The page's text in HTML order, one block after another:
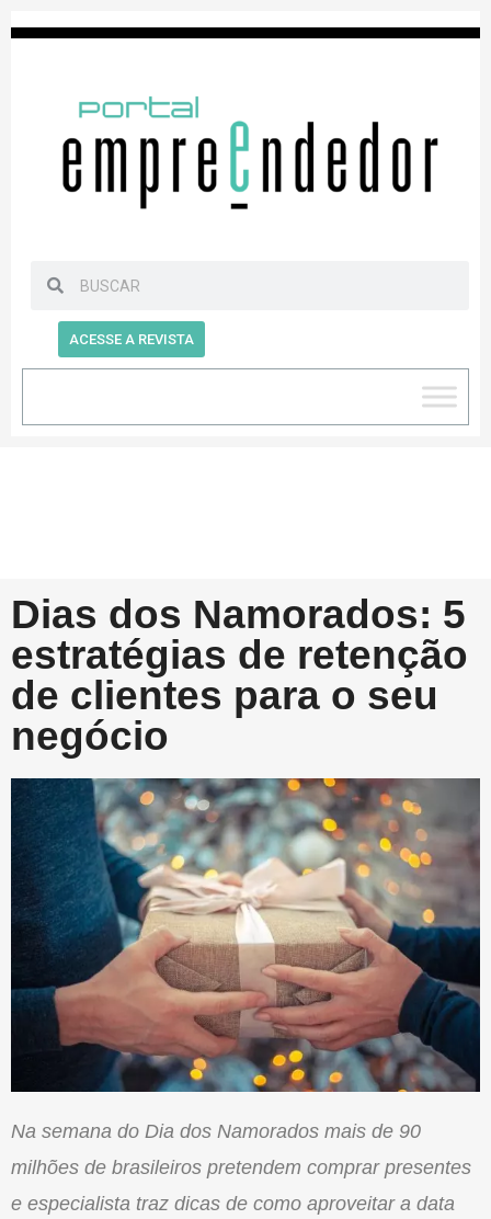
ACESSE A REVISTA
Dias dos Namorados: 5
estratégias de retenção
de clientes para o seu
negócio
Na semana do Dia dos Namorados mais de 90
milhões de brasileiros pretendem comprar presentes
e especialista traz dicas de como aproveitar a data